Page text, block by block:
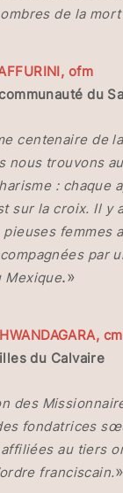
de la
ofm
du
centenaire de
nous trouvons
: chaque
sur la croix. Il y
femmes
par
Mexique.»
du Calvaire
des
fondatrices
au tiers
franciscain.»